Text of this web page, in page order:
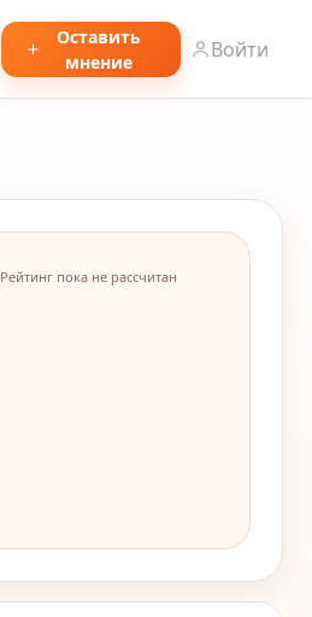
Оставить
мнение
Войти
Рейтинг пока не рассчитан